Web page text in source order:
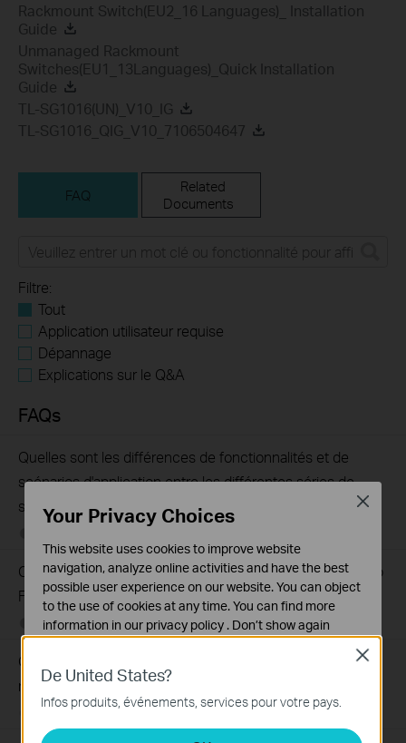
Rackmount Switch(EU2_16 Languages)_ Installation
Guide
Unmanaged Rackmount
Switches(EU1_13Languages)_Quick Installation
Guide
TL-SG1016(UN)_V10_IG
TL-SG1016_QIG_V10_7106504647
FAQ
Related
Documents
Filtre:
Tout
Application utilisateur requise
Dépannage
Explications sur le Q&A
FAQs
Quelles sont les différences de fonctionnalités et de
scénarios d'application entre les différentes séries de
switches ?
Comment tester la fonction d'intercommunication Jumbo
Frame sur les commutateurs TP-Link?
09-04-2020 287587views
Que puis-je faire si les voyants LED Ethernet du switch
non adminsitrable sont éteints?
02-08-2021
De United States?
Infos produits, événements, services pour votre pays.
Close
Your Privacy Choices
This website uses cookies to improve website
navigation, analyze online activities and have the best
possible user experience on our website. You can object
to the use of cookies at any time. You can find more
information in our privacy policy . Don’t show again
Ces cookies sont nécessaires au fonctionnement du
site Web et ne peuvent pas être désactivés dans vos
systèmes.
Close